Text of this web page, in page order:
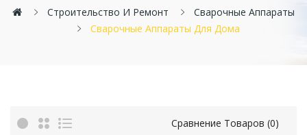
Строительство И Ремонт
Сварочные Аппараты
Сварочные Аппараты Для Дома
Сравнение Товаров (0)